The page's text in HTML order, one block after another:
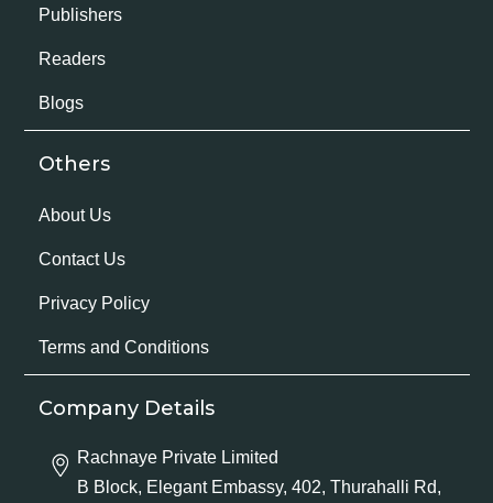
Publishers
Readers
Blogs
Others
About Us
Contact Us
Privacy Policy
Terms and Conditions
Company Details
Rachnaye Private Limited
B Block, Elegant Embassy, 402, Thurahalli Rd,